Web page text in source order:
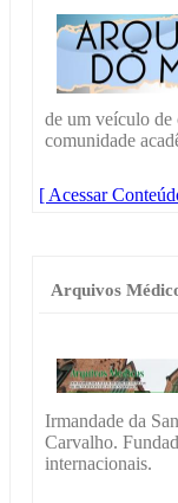
de um veículo de
comunidade
[ Acessar
Arquivos
Irmandade da
Carvalho.
internacionais.